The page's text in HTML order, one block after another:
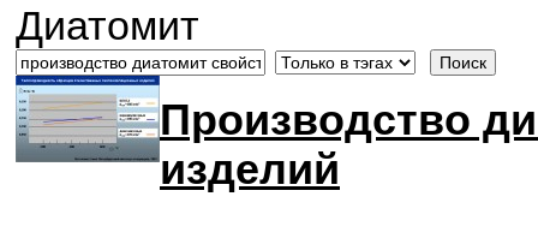
Диатомит
Производство
изделий